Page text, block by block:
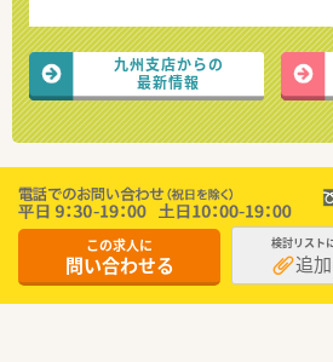
九州支店からの
最新情報
この求人に
問い合わせる
検討リスト
追加